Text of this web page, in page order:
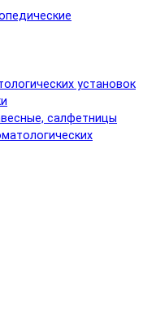
установок
салфетницы